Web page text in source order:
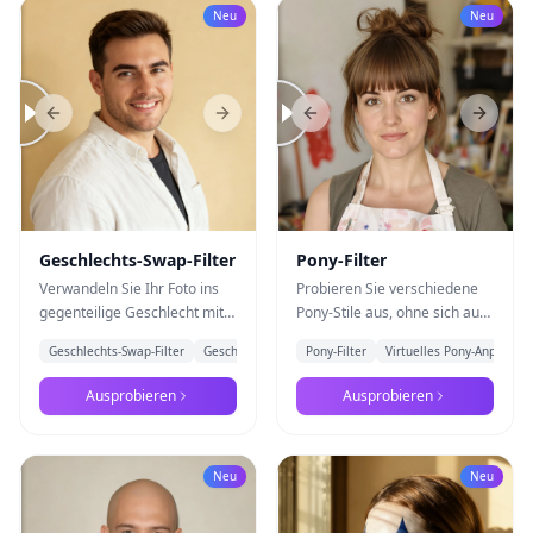
Gesichtszüge.
Neu
Previous slide Next slide
Geschlechts-Swap-Filter
Verwandeln Sie Ihr Foto ins
gegenteilige Geschlecht mit
Fortschrittliche KI analysiert
Ihre Merkmale und wendet
natürliche
während Ihre
Gesichtsidentität erhalten
Geschlechts-Swap-Filter Geschlechtsumwandlung
Ausprobieren
Neu
Previous slide Next
Pony-Filter
Probieren Sie verschiedene
Pony-Stile aus, ohne sich auf
festzulegen. Laden Sie Ihr
Foto hoch und sehen Sie sich
mit natürlichem Pony durch
Pony-Filter Virtuelles Pony-
Ausprobieren
Neu Neu